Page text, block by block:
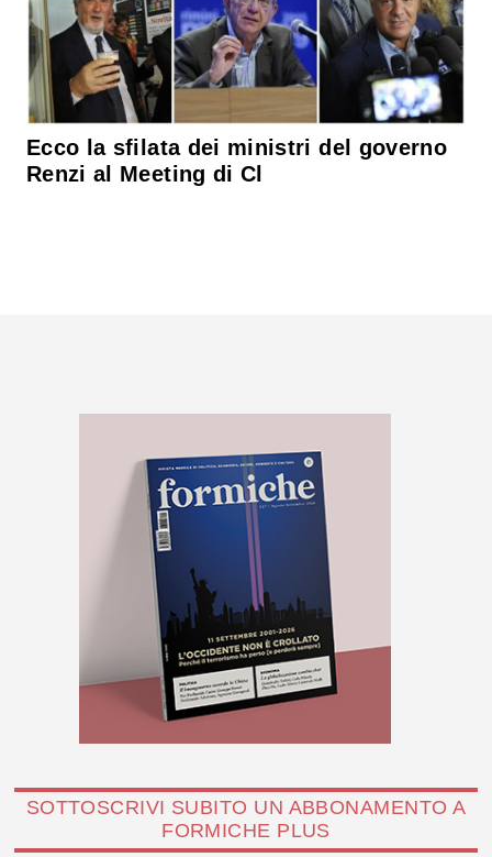
Ecco la sfilata dei ministri del governo
Renzi al Meeting di Cl
SOTTOSCRIVI SUBITO UN ABBONAMENTO A
FORMICHE PLUS